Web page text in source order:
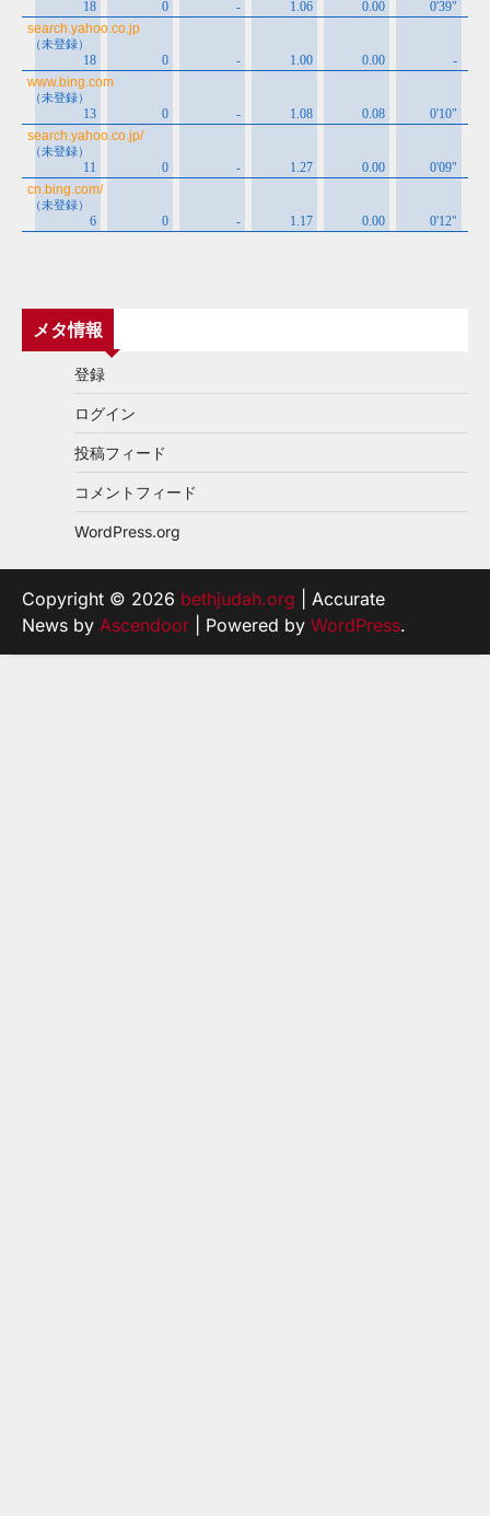
メタ情報
登録
ログイン
投稿フィード
コメントフィード
WordPress.org
Copyright © 2026 bethjudah.org | Accurate
News by Ascendoor | Powered by WordPress.